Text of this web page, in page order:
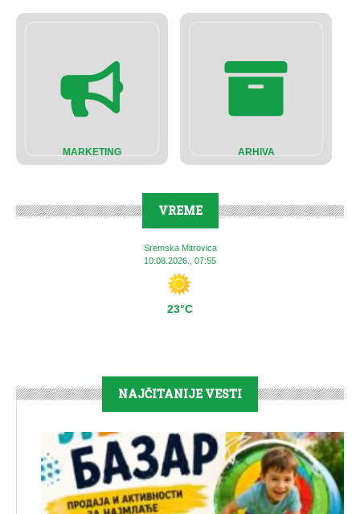
MARKETING ARHIVA
VREME
Sremska Mitrovica
10.08.2026., 07:55
23°C
NAJČITANIJE VESTI